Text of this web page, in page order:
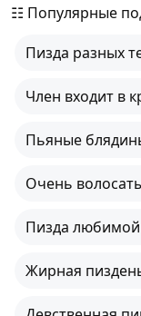
☷ Популярные
Пизда разных
Член входит в
Пьяные
Очень
Пизда
Жирная